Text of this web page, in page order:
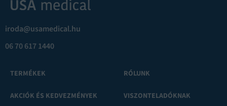
iroda@usamedical.hu
06 70 617 1440
TERMÉKEK
AKCIÓK ÉS KEDVEZMÉNYEK
RÓLUNK
VISZONTELADÓKNAK